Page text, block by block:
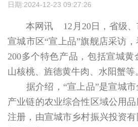
日期:2024-12-23 09:27:26
本网讯 12月20日，省级、
宣城市区“宣上品”旗舰店采访
200多个特色产品，包括宣城黄
山核桃、旌德黄牛肉、水阳蟹等
据介绍，“宣上品”是宣城市
产业链的农业综合性区域公用
注册，由宣城市乡村振兴投资